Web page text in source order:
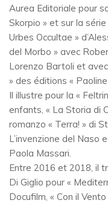
Aurea Editoriale pour
Skorpio » et sur la
Urbes Occultae »
del Morbo » avec
Lorenzo Bartoli et
» des éditions « Paoline
Il illustre pour la «
enfants, « La Storia di
romanzo « Terra! » di
L’invenzione del Naso
Paola Massari.
Entre 2016 et 2018, il
Di Giglio pour «
Docufilm, « Con il